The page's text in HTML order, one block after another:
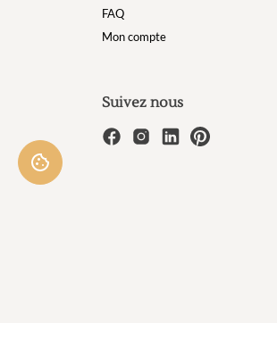
FAQ
Mon compte
Suivez nous